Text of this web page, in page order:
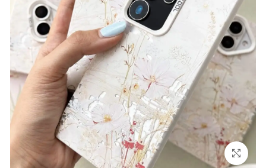
برای بزرگنمایی کلیک کنید